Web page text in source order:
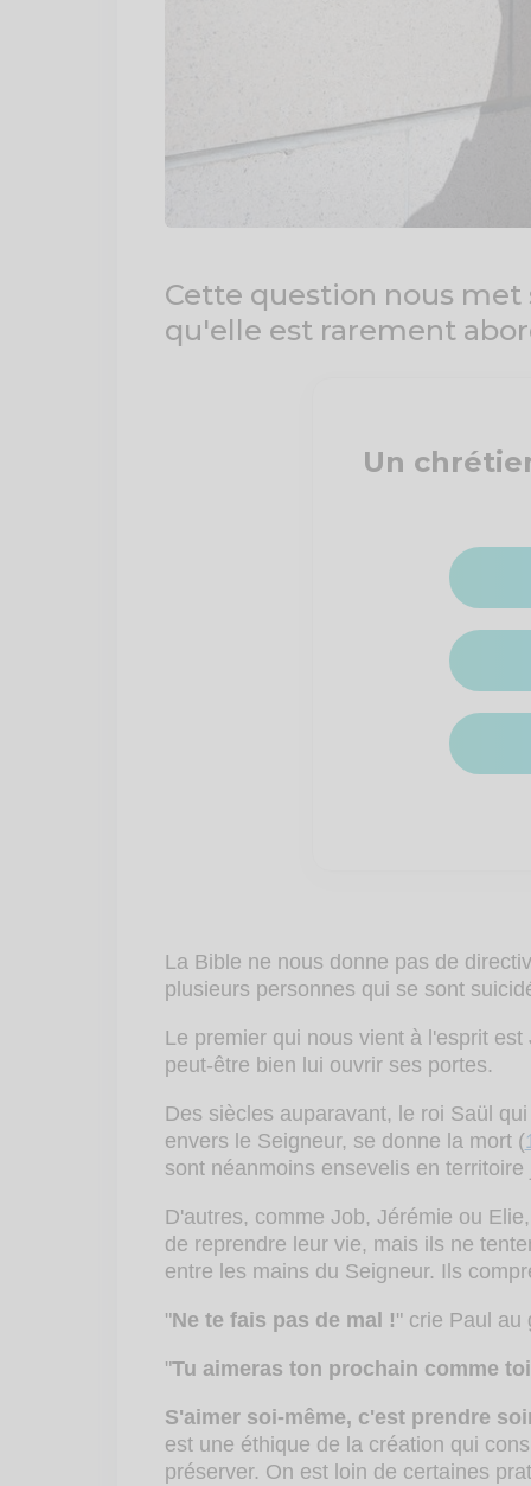
Cette question nous
qu'elle est rarement
Un
La Bible ne nous donne pas de
plusieurs personnes qui se sont
Le premier qui nous vient à l'esprit
peut-être bien lui ouvrir ses portes.
Des siècles auparavant, le roi Saül
envers le Seigneur, se donne la mort (
sont néanmoins ensevelis en territoire
D'autres, comme Job, Jérémie ou
de reprendre leur vie, mais ils ne
entre les mains du Seigneur. Ils
"Ne te fais pas de mal !" crie Paul au
"Tu aimeras ton prochain comme
S'aimer soi-même, c'est prendre
est une éthique de la création qui
préserver. On est loin de certaines